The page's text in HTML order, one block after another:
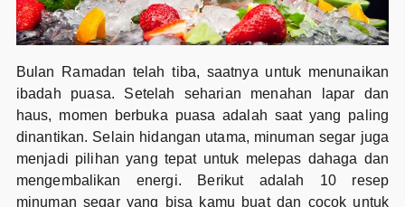
Bulan Ramadan telah tiba, saatnya untuk menunaikan
ibadah puasa. Setelah seharian menahan lapar dan
haus, momen berbuka puasa adalah saat yang paling
dinantikan. Selain hidangan utama, minuman segar juga
menjadi pilihan yang tepat untuk melepas dahaga dan
mengembalikan energi. Berikut adalah 10 resep
minuman segar yang bisa kamu buat dan cocok untuk